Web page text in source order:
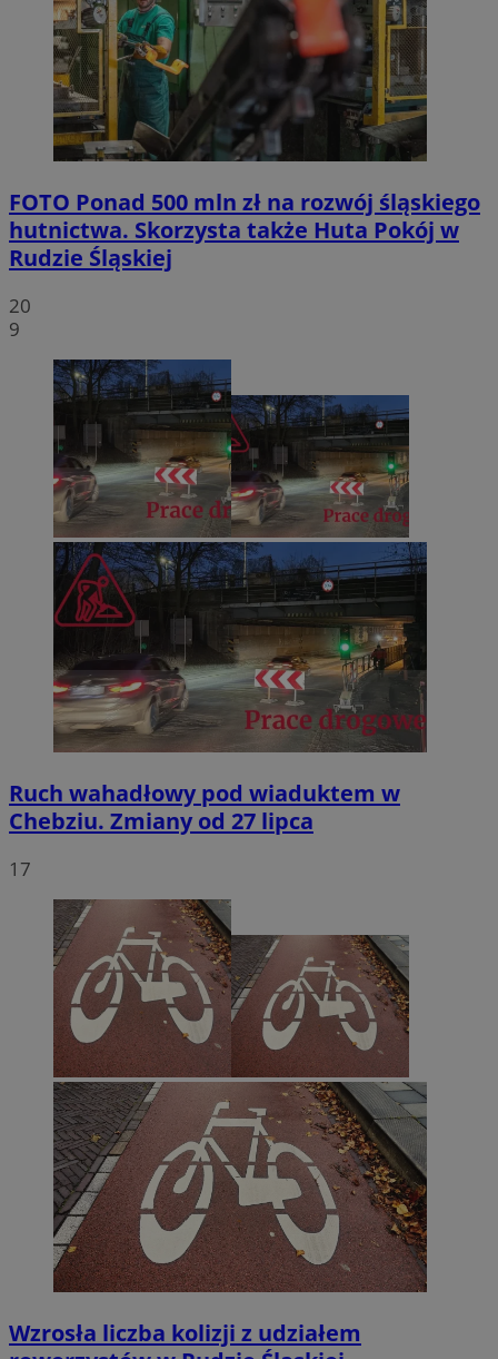
FOTO Ponad 500 mln zł na rozwój śląskiego
hutnictwa. Skorzysta także Huta Pokój w
Rudzie Śląskiej
20
9
Ruch wahadłowy pod wiaduktem w
Chebziu. Zmiany od 27 lipca
17
Wzrosła liczba kolizji z udziałem